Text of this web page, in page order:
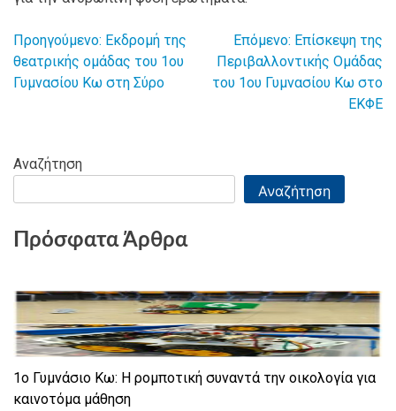
Πλοήγηση
άρθρων
Προηγούμενο: Εκδρομή της
θεατρικής ομάδας του 1ου
Γυμνασίου Κω στη Σύρο
Επόμενο: Επίσκεψη της
Περιβαλλοντικής Ομάδας
του 1ου Γυμνασίου Κω στο
ΕΚΦΕ
Αναζήτηση
Αναζήτηση
Πρόσφατα Άρθρα
1ο Γυμνάσιο Κω: Η ρομποτική συναντά την οικολογία για
καινοτόμα μάθηση